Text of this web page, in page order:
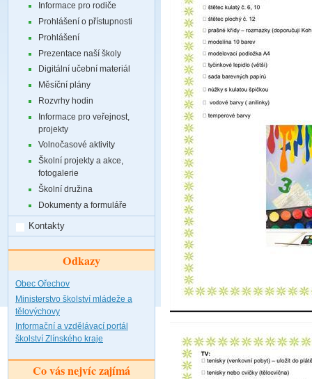
Informace pro rodiče
Prohlášení o přístupnosti
Prohlášení
Prezentace naší školy
Digitální učební materiál
Měsíční plány
Rozvrhy hodin
Informace pro veřejnost,
projekty
Volnočasové aktivity
Školní projekty a akce,
fotogalerie
Školní družina
Dokumenty a formuláře
Kontakty
Odkazy
Obec Ořechov
Ministerstvo školství mládeže a
tělovýchovy
Informační a vzdělávací portál
školství Zlínského kraje
Co vás nejvíc zajímá